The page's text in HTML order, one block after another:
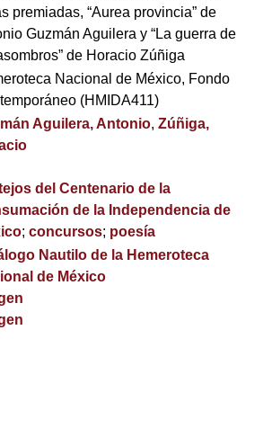
premiadas, “Aurea provincia” de
Guzmán Aguilera y “La guerra de
de Horacio Zúñiga
Nacional de México, Fondo
(HMIDA411)
Aguilera, Antonio,Zúñiga,
del Centenario de la
de la Independencia de
;concursos; poesía
Nautilo de la Hemeroteca
de México